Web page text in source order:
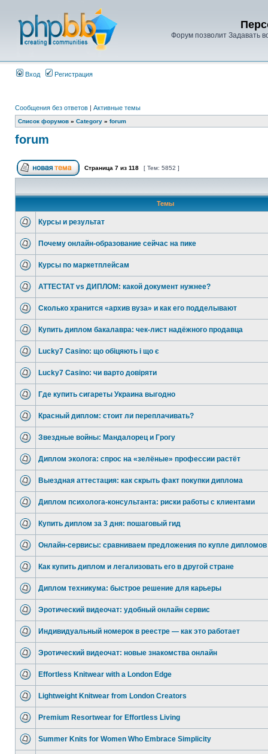
Форум позволит Задавать
Вход Регистрация
Сообщения без ответов | Активные темы
Список форумов » Category » forum
forum
Страница 7 из 118 [ Тем: 5852 ]
Темы
Курсы и результат
Почему онлайн-образование сейчас на пике
Курсы по маркетплейсам
АТТЕСТАТ vs ДИПЛОМ: какой документ нужнее?
Сколько хранится «архив вуза» и как его подделывают
Купить диплом бакалавра: чек-лист надёжного продавца
Lucky7 Casino: що обіцяють і що є
Lucky7 Casino: чи варто довіряти
Где купить сигареты Украина выгодно
Красный диплом: стоит ли переплачивать?
Звездные войны: Мандалорец и Грогу
Диплом эколога: спрос на «зелёные» профессии растёт
Выездная аттестация: как скрыть факт покупки диплома
Диплом психолога-консультанта: риски работы с клиентами
Купить диплом за 3 дня: пошаговый гид
Онлайн-сервисы: сравниваем предложения по купле дипломов
Как купить диплом и легализовать его в другой стране
Диплом техникума: быстрое решение для карьеры
Эротический видеочат: удобный онлайн сервис
Индивидуальный номерок в реестре — как это работает
Эротический видеочат: новые знакомства онлайн
Effortless Knitwear with a London Edge
Lightweight Knitwear from London Creators
Premium Resortwear for Effortless Living
Summer Knits for Women Who Embrace Simplicity